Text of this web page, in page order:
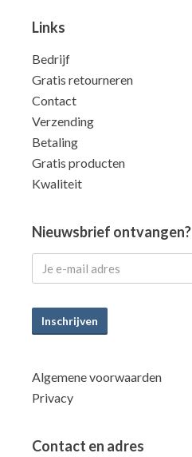
Links
Bedrijf
Gratis retourneren
Contact
Verzending
Betaling
Gratis producten
Kwaliteit
Nieuwsbrief ontvangen?
Inschrijven
Algemene voorwaarden
Privacy
Contact en adres